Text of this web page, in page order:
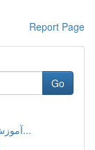
Report Page
Go
ایجاد سیستم مار با Python و Turtle : آموزش...